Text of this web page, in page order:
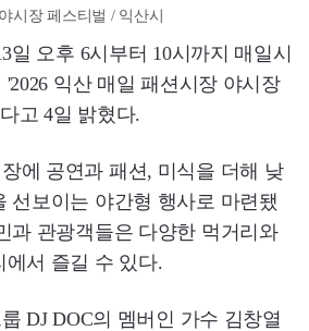
시장 페스티벌 / 익산시
일 오후 6시부터 10시까지 매일시
익산 매일 패션시장 야시장
고 4일 밝혔다.
에 공연과 패션, 미식을 더해 낮
선보이는 야간형 행사로 마련됐
과 관광객들은 다양한 먹거리와
에서 즐길 수 있다.
DJ DOC의 멤버인 가수 김창열